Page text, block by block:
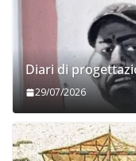
Diari di
29/07/2026